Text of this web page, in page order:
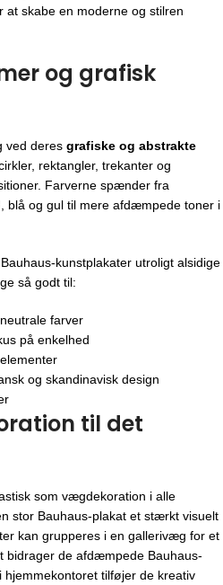
at skabe en moderne og stilren
og grafisk
ved deres grafiske og abstrakte
rektangler, trekanter og
Farverne spænder fra
blå og gul til mere afdæmpede toner i
kunstplakater utroligt alsidige
så godt til:
farver
på enkelhed
og skandinavisk design
til det
som vægdekoration i alle
stor Bauhaus-plakat et stærkt visuelt
kan grupperes i en gallerivæg for et
bidrager de afdæmpede Bauhaus-
tilføjer de kreativ